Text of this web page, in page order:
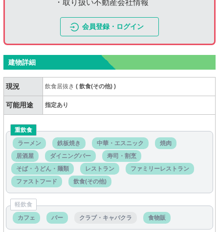
・取り扱い不動産会社情報
会員登録・ログイン
建物詳細
現況 飲食居抜き(飲食(その他))
可能用途 指定あり
重飲食
ラーメン
鉄板焼き 中華・エスニック
焼肉
居酒屋
ダイニングバー
寿司・割烹
そば・うどん・麺類
レストラン
ファミリーレストラン
ファストフード
飲食(その他)
軽飲食
カフェ
バー クラブ・キャバクラ 食物販